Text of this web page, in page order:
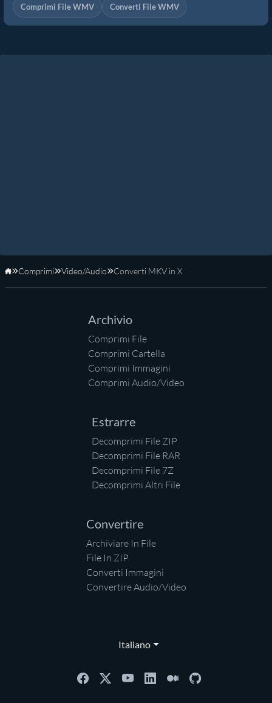
Comprimi File WMV Converti File WMV
Home
Comprimi Video/Audio Converti MKV in X
Archivio
Comprimi File
Comprimi Cartella
Comprimi Immagini
Comprimi Audio/Video
Estrarre
Decomprimi File ZIP
Decomprimi File RAR
Decomprimi File 7Z
Decomprimi Altri File
Convertire
Archiviare In File
File In ZIP
Converti Immagini
Convertire Audio/Video
Italiano